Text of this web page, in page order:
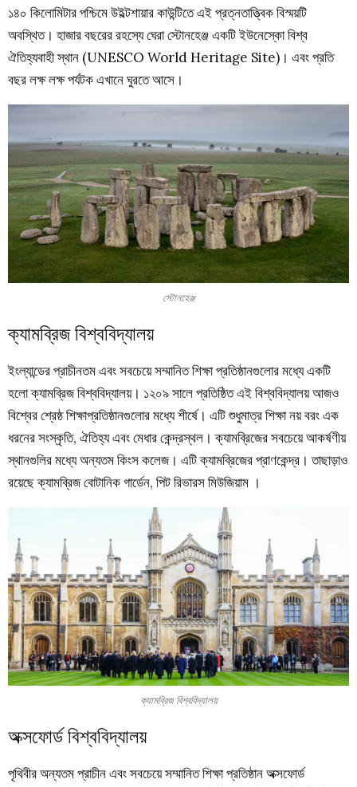
১৪০ কিলোমিটার পশ্চিমে উইল্টশায়ার কাউন্টিতে এই প্রত্নতাত্ত্বিক বিস্ময়টি
অবস্থিত। হাজার বছরের রহস্যে ঘেরা স্টোনহেঞ্জ একটি ইউনেস্কো বিশ্ব
ঐতিহ্যবাহী স্থান (UNESCO World Heritage Site)। এবং প্রতি
বছর লক্ষ লক্ষ পর্যটক এখানে ঘুরতে আসে।
স্টোনহেঞ্জ
ক্যামব্রিজ বিশ্ববিদ্যালয়
ইংল্যান্ডের প্রাচীনতম এবং সবচেয়ে সম্মানিত শিক্ষা প্রতিষ্ঠানগুলোর মধ্যে একটি
হলো ক্যামব্রিজ বিশ্ববিদ্যালয়। ১২০৯ সালে প্রতিষ্ঠিত এই বিশ্ববিদ্যালয় আজও
বিশ্বের শ্রেষ্ঠ শিক্ষাপ্রতিষ্ঠানগুলোর মধ্যে শীর্ষে। এটি শুধুমাত্র শিক্ষা নয় বরং এক
ধরনের সংস্কৃতি, ঐতিহ্য এবং মেধার কেন্দ্রস্থল। ক্যামব্রিজের সবচেয়ে আকর্ষণীয়
স্থানগুলির মধ্যে অন্যতম কিংস কলেজ। এটি ক্যামব্রিজের প্রাণকেন্দ্র। তাছাড়াও
রয়েছে ক্যামব্রিজ বোটানিক গার্ডেন, পিট রিভারস মিউজিয়াম ।
ক্যামব্রিজ বিশ্ববিদ্যালয়
অক্সফোর্ড বিশ্ববিদ্যালয়
পৃথিবীর অন্যতম প্রাচীন এবং সবচেয়ে সম্মানিত শিক্ষা প্রতিষ্ঠান অক্সফোর্ড